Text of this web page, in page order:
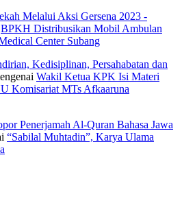
Melalui Aksi Gersena 2023 -
BPKH Distribusikan Mobil Ambulan
Center Subang
Kedisiplinan, Persahabatan dan
Wakil Ketua KPK Isi Materi
Komisariat MTs Afkaaruna
Penerjamah Al-Quran Bahasa Jawa
“Sabilal Muhtadin”, Karya Ulama